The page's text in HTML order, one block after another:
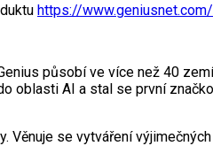
https://
působí ve více než 40
oblasti AI a stal se první
Věnuje se vytváření